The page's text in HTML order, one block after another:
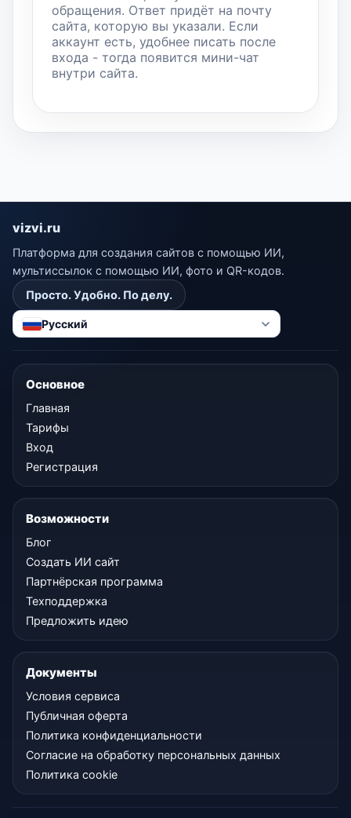
обращения. Ответ придёт на почту
сайта, которую вы указали. Если
аккаунт есть, удобнее писать после
входа - тогда появится мини-чат
внутри сайта.
vizvi.ru
Платформа для создания сайтов с помощью ИИ,
мультиссылок с помощью ИИ, фото и QR-кодов.
Просто. Удобно. По делу.
Русский
Основное
Главная
Тарифы
Вход
Регистрация
Возможности
Блог
Создать ИИ сайт
Партнёрская программа
Техподдержка
Предложить идею
Документы
Условия сервиса
Публичная оферта
Политика конфиденциальности
Согласие на обработку персональных данных
Политика cookie